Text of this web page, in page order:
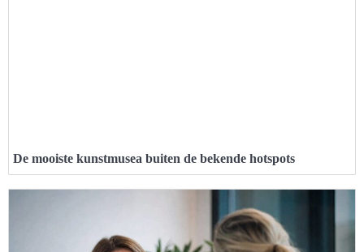
De mooiste kunstmusea buiten de bekende hotspots